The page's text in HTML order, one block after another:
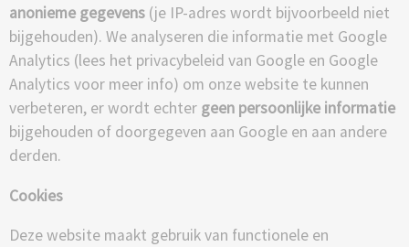
anonieme gegevens(je IP-adres wordt bijvoorbeeld niet
bijgehouden). We analyseren die informatie met Google
Analytics (lees het privacybeleid van Google en Google
Analytics voor meer info) om onze website te kunnen
verbeteren, er wordt echter geen persoonlijke informatie
bijgehouden of doorgegeven aan Google en aan andere
derden.
Cookies
Deze website maakt gebruik van functionele en